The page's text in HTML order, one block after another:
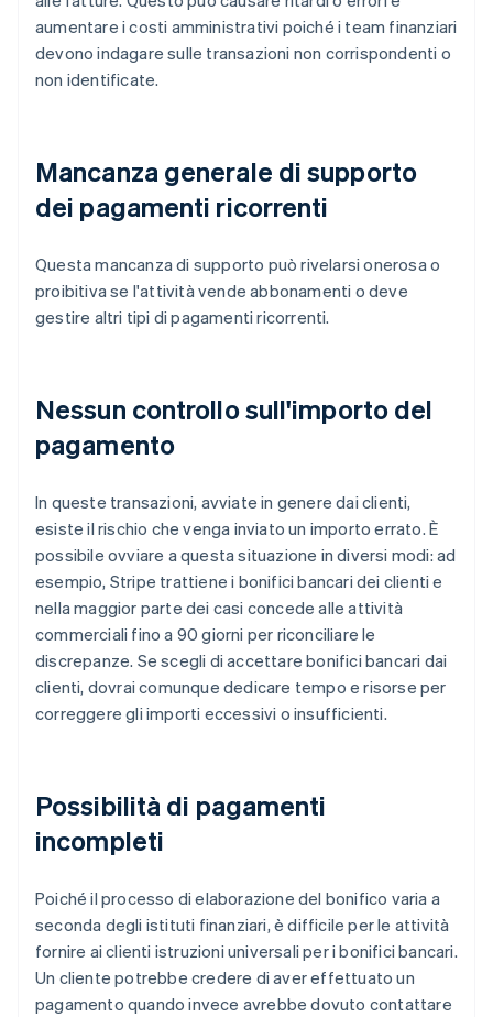
aumentare i costi amministrativi poiché i team finanziari
devono indagare sulle transazioni non corrispondenti o
non identificate.
Mancanza generale di supporto
dei pagamenti ricorrenti
Questa mancanza di supporto può rivelarsi onerosa o
proibitiva se l'attività vende abbonamenti o deve
gestire altri tipi di pagamenti ricorrenti.
Nessun controllo sull'importo del
pagamento
In queste transazioni, avviate in genere dai clienti,
esiste il rischio che venga inviato un importo errato. È
possibile ovviare a questa situazione in diversi modi: ad
esempio, Stripe trattiene i bonifici bancari dei clienti e
nella maggior parte dei casi concede alle attività
commerciali fino a 90 giorni per riconciliare le
discrepanze. Se scegli di accettare bonifici bancari dai
clienti, dovrai comunque dedicare tempo e risorse per
correggere gli importi eccessivi o insufficienti.
Possibilità di pagamenti
incompleti
Poiché il processo di elaborazione del bonifico varia a
seconda degli istituti finanziari, è difficile per le attività
fornire ai clienti istruzioni universali per i bonifici bancari.
Un cliente potrebbe credere di aver effettuato un
pagamento quando invece avrebbe dovuto contattare